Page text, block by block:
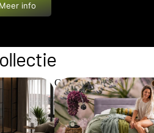
Meer info
Cinderella Collection